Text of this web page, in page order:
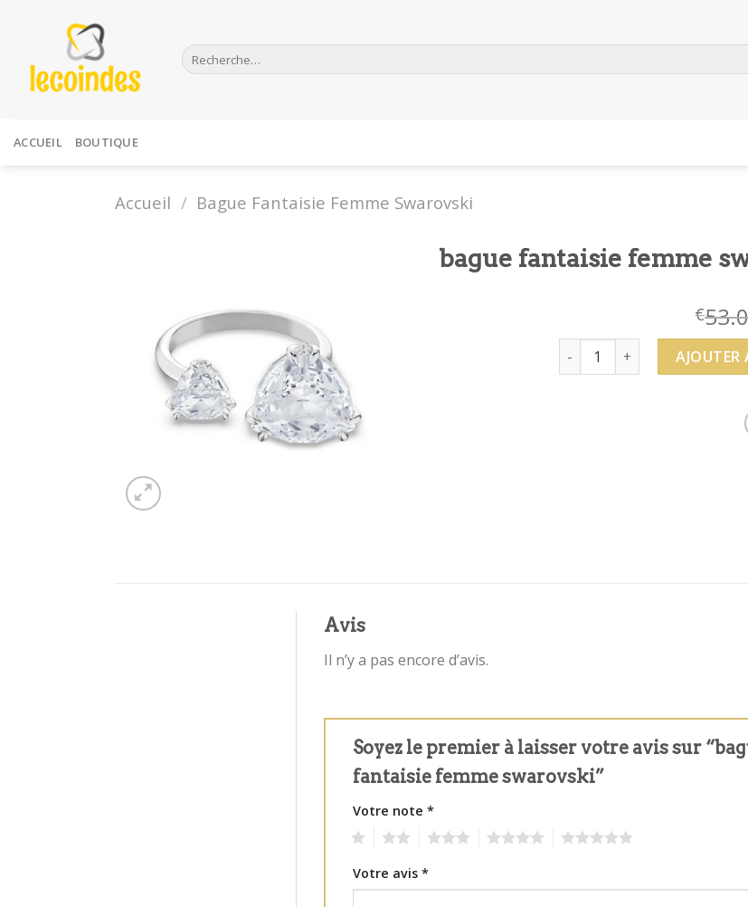
Recherche
pour :
ACCUEIL BOUTIQUE
Accueil / Bague Fantaisie Femme Swarovski
bague fantaisie femme
€
quantité de bague fantaisie
AJOUTER
Avis
Il n’y a pas encore d’avis.
Soyez le premier à laisser votre avis sur
fantaisie femme swarovski”
Votre note*
Votre avis*